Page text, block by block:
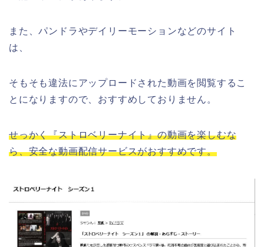
また、パンドラやデイリーモーションなどのサイト
は、
そもそも違法にアップロードされた動画を閲覧するこ
とになりますので、おすすめしておりません。
せっかく『ストロベリーナイト』の動画を楽しむな
ら、安全な動画配信サービスがおすすめです。